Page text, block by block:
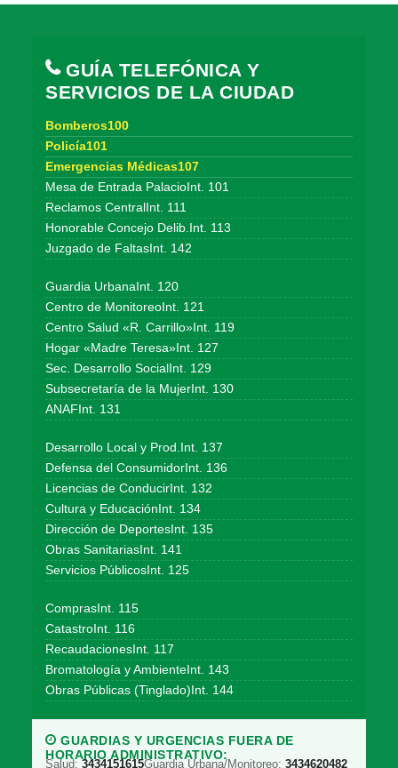
GUÍA TELEFÓNICA Y
SERVICIOS DE LA CIUDAD
Bomberos100
Policía101
Emergencias Médicas107
Mesa de Entrada PalacioInt. 101
Reclamos CentralInt. 111
Honorable Concejo Delib.Int. 113
Juzgado de FaltasInt. 142
Guardia UrbanaInt. 120
Centro de MonitoreoInt. 121
Centro Salud «R. Carrillo»Int. 119
Hogar «Madre Teresa»Int. 127
Sec. Desarrollo SocialInt. 129
Subsecretaría de la MujerInt. 130
ANAFInt. 131
Desarrollo Local y Prod.Int. 137
Defensa del ConsumidorInt. 136
Licencias de ConducirInt. 132
Cultura y EducaciónInt. 134
Dirección de DeportesInt. 135
Obras SanitariasInt. 141
Servicios PúblicosInt. 125
ComprasInt. 115
CatastroInt. 116
RecaudacionesInt. 117
Bromatología y AmbienteInt. 143
Obras Públicas (Tinglado)Int. 144
GUARDIAS Y URGENCIAS FUERA DE
HORARIO ADMINISTRATIVO:
Salud: 3434151615Guardia Urbana/Monitoreo: 3434620482